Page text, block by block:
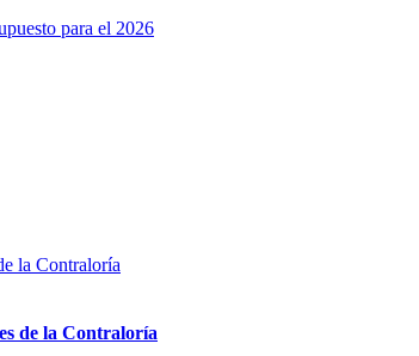
para el 2026
de la Contraloría